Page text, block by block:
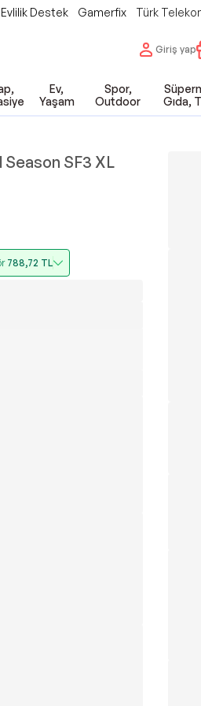
Evlilik Destek Gamerfix Türk
Giriş yap
Ev,
Yaşam
Spor,
Outdoor
Gıda,
Season SF3 XL
788,72 TL